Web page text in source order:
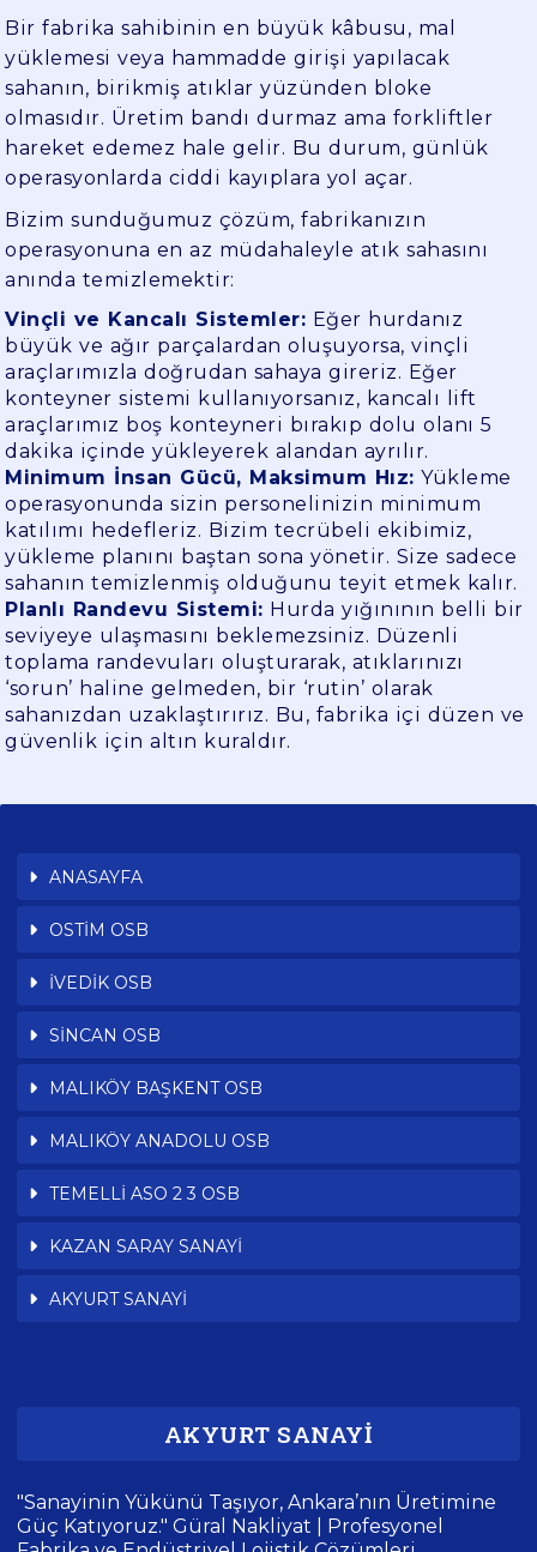
Bir fabrika sahibinin en büyük kâbusu, mal
yüklemesi veya hammadde girişi yapılacak
sahanın, birikmiş atıklar yüzünden bloke
olmasıdır. Üretim bandı durmaz ama forkliftler
hareket edemez hale gelir. Bu durum, günlük
operasyonlarda ciddi kayıplara yol açar.
Bizim sunduğumuz çözüm, fabrikanızın
operasyonuna en az müdahaleyle atık sahasını
anında temizlemektir:
Vinçli ve Kancalı Sistemler: Eğer hurdanız
büyük ve ağır parçalardan oluşuyorsa, vinçli
araçlarımızla doğrudan sahaya gireriz. Eğer
konteyner sistemi kullanıyorsanız, kancalı lift
araçlarımız boş konteyneri bırakıp dolu olanı 5
dakika içinde yükleyerek alandan ayrılır.
Minimum İnsan Gücü, Maksimum Hız: Yükleme
operasyonunda sizin personelinizin minimum
katılımı hedefleriz. Bizim tecrübeli ekibimiz,
yükleme planını baştan sona yönetir. Size sadece
sahanın temizlenmiş olduğunu teyit etmek kalır.
Planlı Randevu Sistemi: Hurda yığınının belli bir
seviyeye ulaşmasını beklemezsiniz. Düzenli
toplama randevuları oluşturarak, atıklarınızı
‘sorun’ haline gelmeden, bir ‘rutin’ olarak
sahanızdan uzaklaştırırız. Bu, fabrika içi düzen ve
güvenlik için altın kuraldır.
ANASAYFA
OSTİM OSB
İVEDİK OSB
SİNCAN OSB
MALIKÖY BAŞKENT OSB
MALIKÖY ANADOLU OSB
TEMELLİ ASO 2 3 OSB
KAZAN SARAY SANAYİ
AKYURT SANAYİ
AKYURT SANAYİ
"Sanayinin Yükünü Taşıyor, Ankara’nın Üretimine
Güç Katıyoruz." Güral Nakliyat | Profesyonel